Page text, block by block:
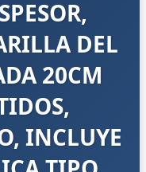
DEL
20CM
INCLUYE